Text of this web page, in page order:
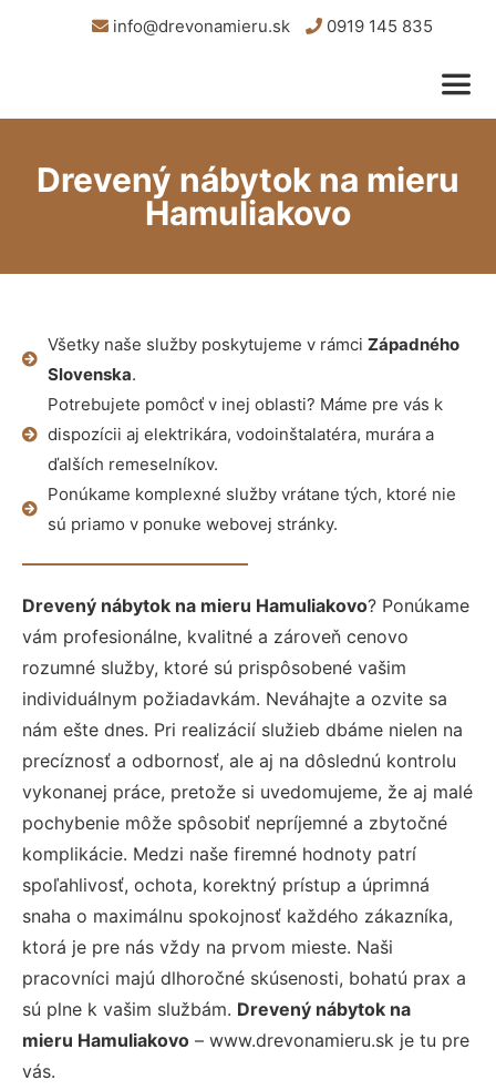
info@drevonamieru.sk 0919 145 835
Drevený nábytok na mieru
Hamuliakovo
Všetky naše služby poskytujeme v rámci Západného
Slovenska.
Potrebujete pomôcť v inej oblasti? Máme pre vás k
dispozícii aj elektrikára, vodoinštalatéra, murára a
ďalších remeselníkov.
Ponúkame komplexné služby vrátane tých, ktoré nie
sú priamo v ponuke webovej stránky.
Drevený nábytok na mieru Hamuliakovo? Ponúkame
vám profesionálne, kvalitné a zároveň cenovo
rozumné služby, ktoré sú prispôsobené vašim
individuálnym požiadavkám. Neváhajte a ozvite sa
nám ešte dnes. Pri realizácií služieb dbáme nielen na
precíznosť a odbornosť, ale aj na dôslednú kontrolu
vykonanej práce, pretože si uvedomujeme, že aj malé
pochybenie môže spôsobiť nepríjemné a zbytočné
komplikácie. Medzi naše firemné hodnoty patrí
spoľahlivosť, ochota, korektný prístup a úprimná
snaha o maximálnu spokojnosť každého zákazníka,
ktorá je pre nás vždy na prvom mieste. Naši
pracovníci majú dlhoročné skúsenosti, bohatú prax a
sú plne k vašim službám. Drevený nábytok na
mieru Hamuliakovo – www.drevonamieru.sk je tu pre
vás.